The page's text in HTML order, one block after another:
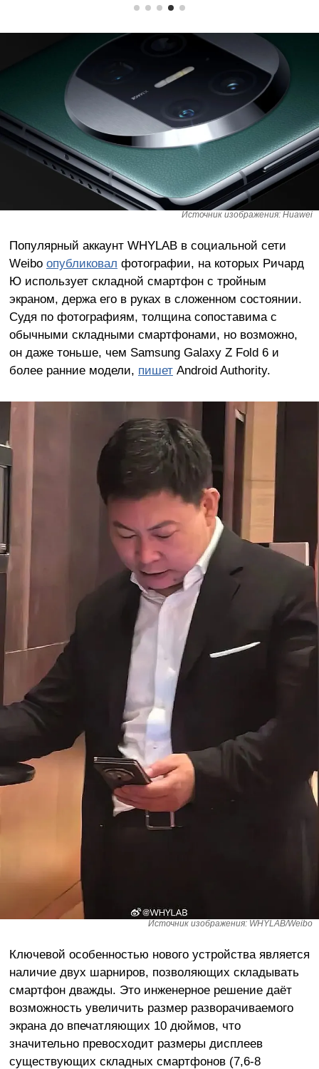
Источник изображения: Huawei
Популярный аккаунт WHYLAB в социальной сети
Weibo опубликовал фотографии, на которых Ричард
Ю использует складной смартфон с тройным
экраном, держа его в руках в сложенном состоянии.
Судя по фотографиям, толщина сопоставима с
обычными складными смартфонами, но возможно,
он даже тоньше, чем Samsung Galaxy Z Fold 6 и
более ранние модели, пишетAndroid Authority.
Источник изображения: WHYLAB/Weibo
Ключевой особенностью нового устройства является
наличие двух шарниров, позволяющих складывать
смартфон дважды. Это инженерное решение даёт
возможность увеличить размер разворачиваемого
экрана до впечатляющих 10 дюймов, что
значительно превосходит размеры дисплеев
существующих складных смартфонов (7,6-8